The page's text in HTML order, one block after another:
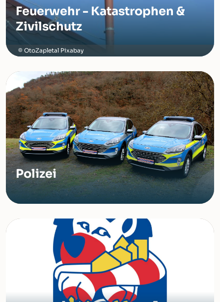
Feuerwehr - Katastrophen &
Zivilschutz
OtoZapletal Pixabay
Polizei